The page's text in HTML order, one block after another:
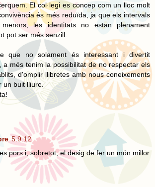
El col·legi es concep com un lloc molt
és més reduïda, ja que els intervals
les identitats no estan plenament
pot ser més senzill.
que no solament és interessant i divertit
a més tenim la possibilitat de no respectar els
d'omplir llibretes amb nous coneixements
un buit lliure.
5.9.12
pors i, sobretot, el desig de fer un món millor